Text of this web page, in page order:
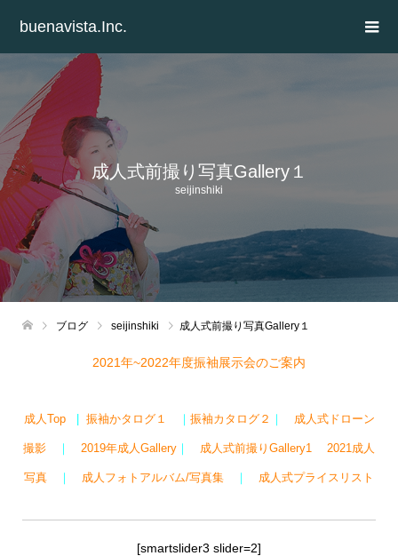
buenavista.Inc.
成人式前撮り写真Gallery１
seijinshiki
ブログ seijinshiki 成人式前撮り写真Gallery１
2021年~2022年度振袖展示会のご案内
成人Top 振袖かタログ１ ｜ 振袖カタログ２ ｜ 成人式ドローン
撮影 ｜ 2019年成人Gallery ｜ 成人式前撮りGallery1 2021成人
写真 ｜ 成人フォトアルバム/写真集 ｜ 成人式プライスリスト
[smartslider3 slider=2]